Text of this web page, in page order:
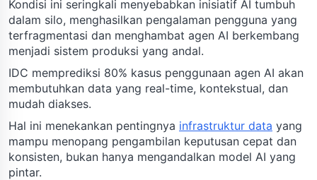
Kondisi ini seringkali menyebabkan inisiatif AI tumbuh
dalam silo, menghasilkan pengalaman pengguna yang
terfragmentasi dan menghambat agen AI berkembang
menjadi sistem produksi yang andal.
IDC memprediksi 80% kasus penggunaan agen AI akan
membutuhkan data yang real-time, kontekstual, dan
mudah diakses.
Hal ini menekankan pentingnya infrastruktur data yang
mampu menopang pengambilan keputusan cepat dan
konsisten, bukan hanya mengandalkan model AI yang
pintar.